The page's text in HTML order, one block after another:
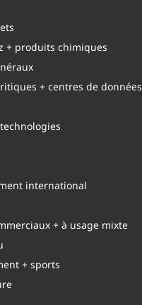
+ produits chimiques
+ centres de données
international
+ à usage mixte
+ sports